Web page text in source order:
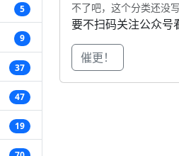
5
9
37
47
19
不了吧，这个分类还没
要不扫码关注公众号
催更！